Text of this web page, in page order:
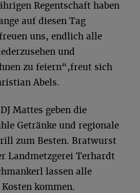
Regentschaft haben
auf diesen Tag
uns, endlich alle
und
zu feiern“,freut sich
Abels.
Mattes geben die
Getränke und regionale
zum Besten. Bratwurst
Landmetzgerei Terhardt
lassen alle
kommen.